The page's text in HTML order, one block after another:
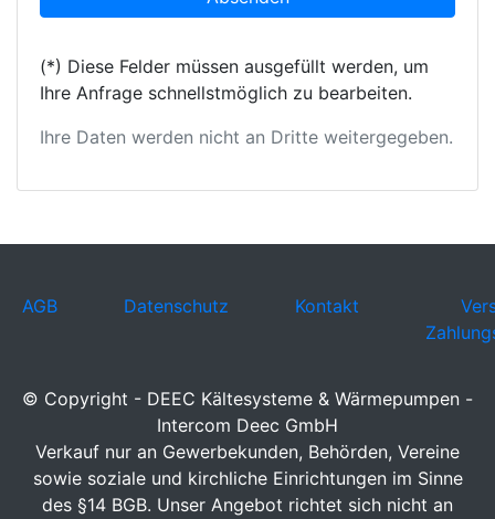
(*) Diese Felder müssen ausgefüllt werden, um
Ihre Anfrage schnellstmöglich zu bearbeiten.
Ihre Daten werden nicht an Dritte weitergegeben.
AGB Datenschutz Kontakt
© Copyright - DEEC Kältesysteme & Wärmepumpen -
Intercom Deec GmbH
Verkauf nur an Gewerbekunden, Behörden, Vereine
sowie soziale und kirchliche Einrichtungen im Sinne
des §14 BGB. Unser Angebot richtet sich nicht an